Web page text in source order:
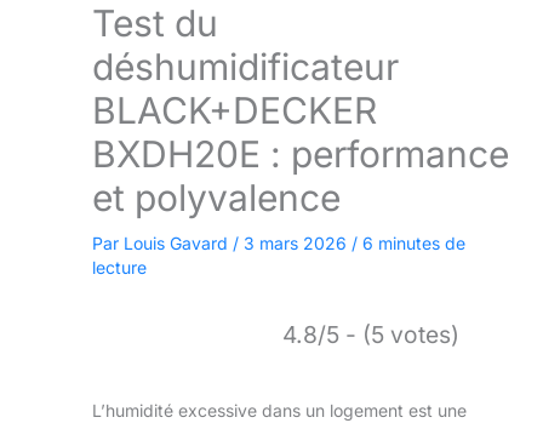
Test du
déshumidificateur
BLACK+DECKER
BXDH20E : performance
et polyvalence
Par Louis Gavard / 3 mars 2026 / 6 minutes de
lecture
4.8/5 - (5 votes)
L’humidité excessive dans un logement est une